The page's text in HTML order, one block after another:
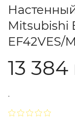
Mitsubishi
EF42VES/
13 384
.